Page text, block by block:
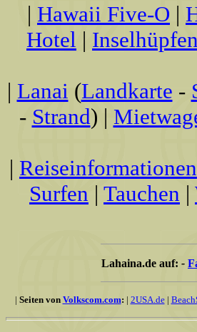
| Hawaii Five-O |
Hotel |
| Lanai (Landkarte -
- Strand) |
| Reiseinformationen
Surfen | Tauchen |
Lahaina.de auf: -
| Seiten von Volkscom.com: | 2USA.de|